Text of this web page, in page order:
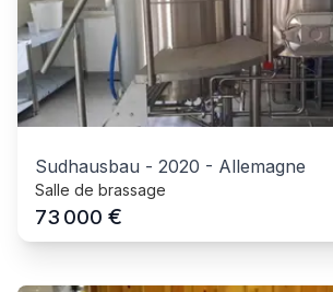
Sudhausbau - 2020 - Allemagne
Salle de brassage
73 000 €